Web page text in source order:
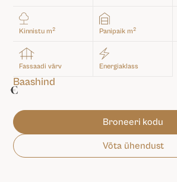
Kinnistu m2 Panipaik m2
Fassaadi värv Energiaklass
Baashind
€
Broneeri kodu
Võta ühendust